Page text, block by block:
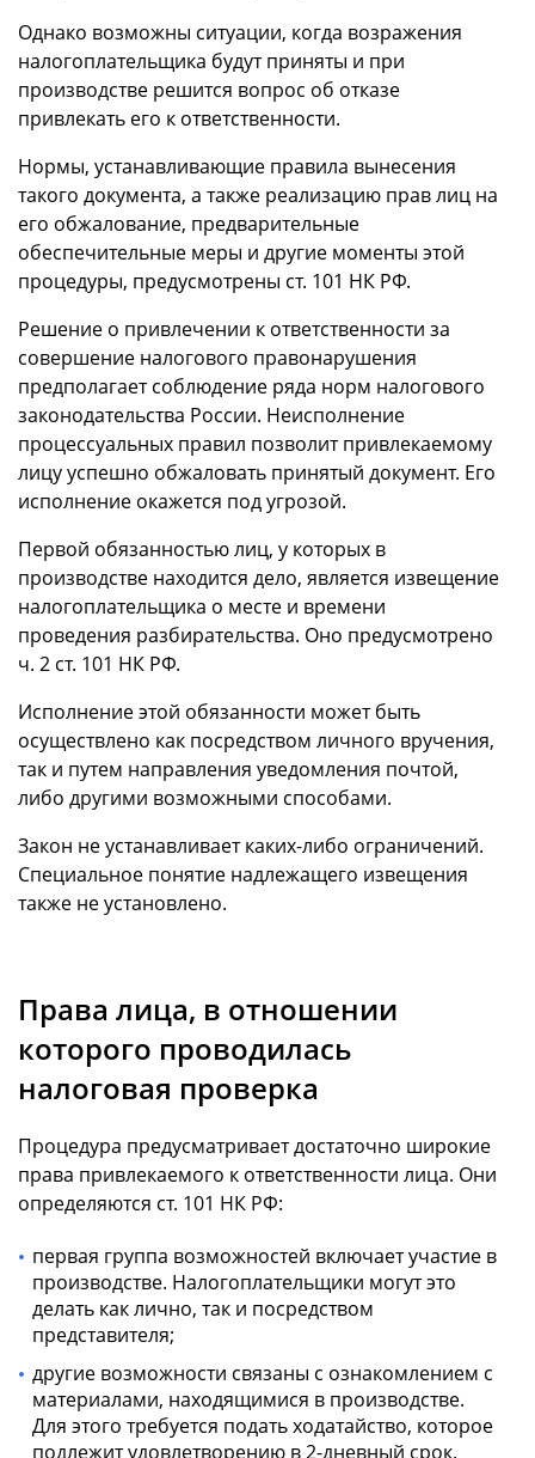
Однако возможны ситуации, когда возражения
налогоплательщика будут приняты и при
производстве решится вопрос об отказе
привлекать его к ответственности.
Нормы, устанавливающие правила вынесения
такого документа, а также реализацию прав лиц на
его обжалование, предварительные
обеспечительные меры и другие моменты этой
процедуры, предусмотрены ст. 101 НК РФ.
Решение о привлечении к ответственности за
совершение налогового правонарушения
предполагает соблюдение ряда норм налогового
законодательства России. Неисполнение
процессуальных правил позволит привлекаемому
лицу успешно обжаловать принятый документ. Его
исполнение окажется под угрозой.
Первой обязанностью лиц, у которых в
производстве находится дело, является извещение
налогоплательщика о месте и времени
проведения разбирательства. Оно предусмотрено
ч. 2 ст. 101 НК РФ.
Исполнение этой обязанности может быть
осуществлено как посредством личного вручения,
так и путем направления уведомления почтой,
либо другими возможными способами.
Закон не устанавливает каких-либо ограничений.
Специальное понятие надлежащего извещения
также не установлено.
Права лица, в отношении
которого проводилась
налоговая проверка
Процедура предусматривает достаточно широкие
права привлекаемого к ответственности лица. Они
определяются ст. 101 НК РФ:
первая группа возможностей включает участие в
производстве. Налогоплательщики могут это
делать как лично, так и посредством
представителя;
другие возможности связаны с ознакомлением с
материалами, находящимися в производстве.
Для этого требуется подать ходатайство, которое
подлежит удовлетворению в 2-дневный срок.